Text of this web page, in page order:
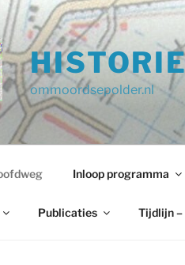
ommoordsepolder.nl
Inloop programma
Publicaties Tijdlijn –